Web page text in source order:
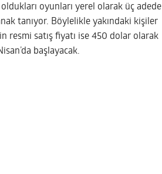
oyunları yerel olarak üç adede
tanıyor. Böylelikle yakındaki kişiler
resmi satış fiyatı ise 450 dolar olarak
başlayacak.